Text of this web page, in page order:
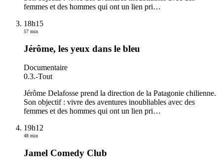
femmes et des hommes qui ont un lien pri…
18h15
57 min
Jérôme, les yeux dans le bleu
Documentaire
0.3.-Tout
Jérôme Delafosse prend la direction de la Patagonie chilienne.
Son objectif : vivre des aventures inoubliables avec des
femmes et des hommes qui ont un lien pri…
19h12
48 min
Jamel Comedy Club